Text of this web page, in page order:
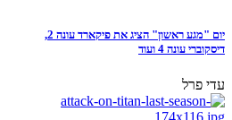
יום "מגע ראשון" הציג את פיקארד עונה 2,
דיסקוברי עונה 4 ועוד
עדי פרל